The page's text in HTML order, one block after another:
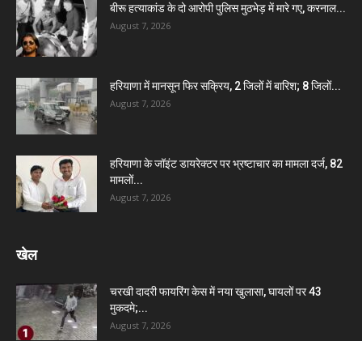
बीरू हत्याकांड के दो आरोपी पुलिस मुठभेड़ में मारे गए, करनाल...
August 7, 2026
हरियाणा में मानसून फिर सक्रिय, 2 जिलों में बारिश; 8 जिलों...
August 7, 2026
हरियाणा के जॉइंट डायरेक्टर पर भ्रष्टाचार का मामला दर्ज, 82
मामलों...
August 7, 2026
खेल
चरखी दादरी फायरिंग केस में नया खुलासा, घायलों पर 43
मुकदमे;...
August 7, 2026